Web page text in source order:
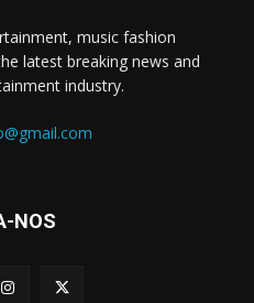
music fashion
latest breaking news and
industry.
NOS